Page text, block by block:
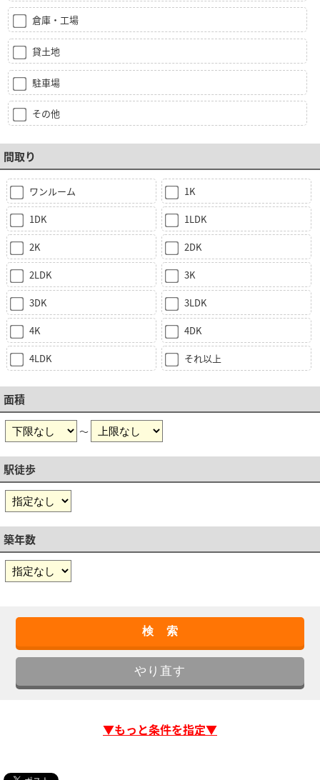
倉庫・工場
貸土地
駐車場
その他
間取り
ワンルーム 1K
1DK 1LDK
2K 2DK
2LDK 3K
3DK 3LDK
4K 4DK
4LDK それ以上
面積
～
駅徒歩
築年数
▼もっと条件を指定▼